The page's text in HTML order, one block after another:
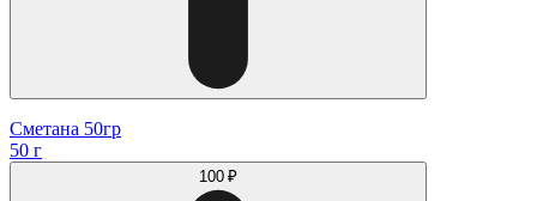
Сметана 50гр
50 г
100 ₽